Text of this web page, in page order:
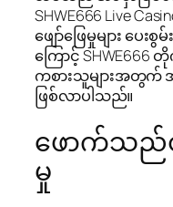
SHWE666 Live
ဖျော်ဖြေမှုများ ပေး
ကြောင့်
ကစားသူများအတွက်
ဖြစ်လာပါသည်။
ဖောက်သည်ဝ
မှု